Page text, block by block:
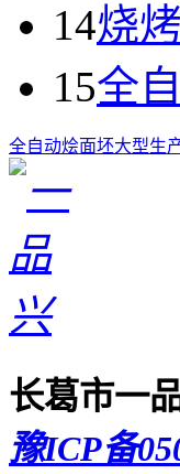
14烧
15全
全自动烩面坯大型生
长葛市一
豫ICP备